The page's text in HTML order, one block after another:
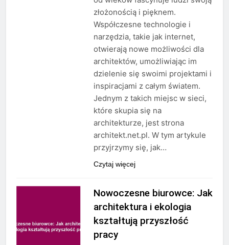
złożonością i pięknem.
Współczesne technologie i
narzędzia, takie jak internet,
otwierają nowe możliwości dla
architektów, umożliwiając im
dzielenie się swoimi projektami i
inspiracjami z całym światem.
Jednym z takich miejsc w sieci,
które skupia się na
architekturze, jest strona
architekt.net.pl. W tym artykule
przyjrzymy się, jak…
Czytaj więcej
Nowoczesne biurowce: Jak
architektura i ekologia
kształtują przyszłość
pracy